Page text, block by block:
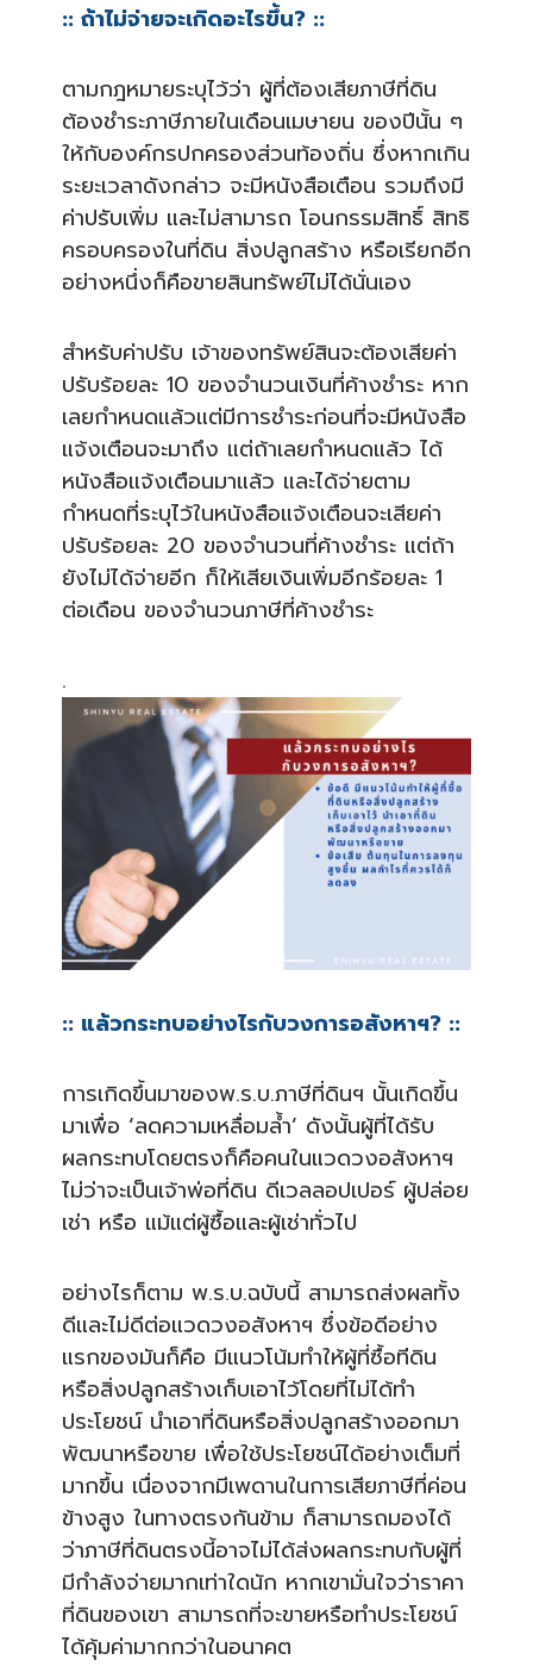
:: ถ้าไม่จ่ายจะเกิดอะไรขึ้น? ::
ตามกฎหมายระบุไว้ว่า ผู้ที่ต้องเสียภาษีที่ดิน
ต้องชำระภาษีภายในเดือนเมษายน ของปีนั้น ๆ
ให้กับองค์กรปกครองส่วนท้องถิ่น ซึ่งหากเกิน
ระยะเวลาดังกล่าว จะมีหนังสือเตือน รวมถึงมี
ค่าปรับเพิ่ม และไม่สามารถ โอนกรรมสิทธิ์ สิทธิ
ครอบครองในที่ดิน สิ่งปลูกสร้าง หรือเรียกอีก
อย่างหนึ่งก็คือขายสินทรัพย์ไม่ได้นั่นเอง
สำหรับค่าปรับ เจ้าของทรัพย์สินจะต้องเสียค่า
ปรับร้อยละ 10 ของจำนวนเงินที่ค้างชำระ หาก
เลยกำหนดแล้วแต่มีการชำระก่อนที่จะมีหนังสือ
แจ้งเตือนจะมาถึง แต่ถ้าเลยกำหนดแล้ว ได้
หนังสือแจ้งเตือนมาแล้ว และได้จ่ายตาม
กำหนดที่ระบุไว้ในหนังสือแจ้งเตือนจะเสียค่า
ปรับร้อยละ 20 ของจำนวนที่ค้างชำระ แต่ถ้า
ยังไม่ได้จ่ายอีก ก็ให้เสียเงินเพิ่มอีกร้อยละ 1
ต่อเดือน ของจำนวนภาษีที่ค้างชำระ
.
:: แล้วกระทบอย่างไรกับวงการอสังหาฯ? ::
การเกิดขึ้นมาของพ.ร.บ.ภาษีที่ดินฯ นั้นเกิดขึ้น
มาเพื่อ ‘ลดความเหลื่อมล้ำ’ ดังนั้นผู้ที่ได้รับ
ผลกระทบโดยตรงก็คือคนในแวดวงอสังหาฯ
ไม่ว่าจะเป็นเจ้าพ่อที่ดิน ดีเวลลอปเปอร์ ผู้ปล่อย
เช่า หรือ แม้แต่ผู้ซื้อและผู้เช่าทั่วไป
อย่างไรก็ตาม พ.ร.บ.ฉบับนี้ สามารถส่งผลทั้ง
ดีและไม่ดีต่อแวดวงอสังหาฯ ซึ่งข้อดีอย่าง
แรกของมันก็คือ มีแนวโน้มทำให้ผู้ที่ซื้อที่ดิน
หรือสิ่งปลูกสร้างเก็บเอาไว้โดยที่ไม่ได้ทำ
ประโยชน์ นำเอาที่ดินหรือสิ่งปลูกสร้างออกมา
พัฒนาหรือขาย เพื่อใช้ประโยชน์ได้อย่างเต็มที่
มากขึ้น เนื่องจากมีเพดานในการเสียภาษีที่ค่อน
ข้างสูง ในทางตรงกันข้าม ก็สามารถมองได้
ว่าภาษีที่ดินตรงนี้อาจไม่ได้ส่งผลกระทบกับผู้ที่
มีกำลังจ่ายมากเท่าใดนัก หากเขามั่นใจว่าราคา
ที่ดินของเขา สามารถที่จะขายหรือทำประโยชน์
ได้คุ้มค่ามากกว่าในอนาคต